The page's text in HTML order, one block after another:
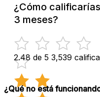
¿Cómo
3 meses?
2.48 de 5 3,539
¿Qué no está